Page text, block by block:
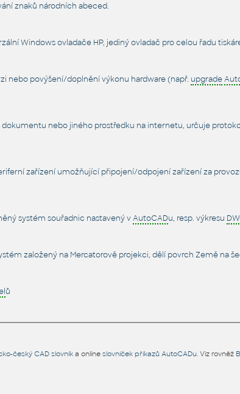
znaků národních abeced.
Windows ovladače HP, jediný ovladač pro celou řadu
nebo povýšení/doplnění výkonu hardware (např. upgrade
nebo jiného prostředku na internetu, určuje
zařízení umožňující připojení/odpojení zařízení za
systém souřadnic nastavený vAutoCADu, resp. výkresu
založený na Mercatorově projekci, dělí povrch Země na
ů
český CAD slovníka online slovníček příkazů AutoCADu. Viz rovněž